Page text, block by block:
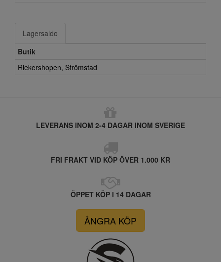
Lagersaldo
Butik
Riekershopen, Strömstad
LEVERANS INOM 2-4 DAGAR INOM SVERIGE
FRI FRAKT VID KÖP ÖVER 1.000 KR
ÖPPET KÖP I 14 DAGAR
ÅNGRA KÖP